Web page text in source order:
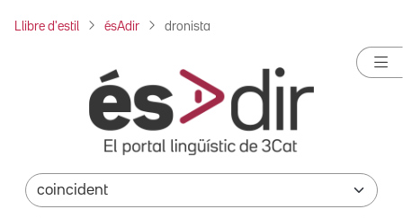
Llibre d'estil ésAdir dronista